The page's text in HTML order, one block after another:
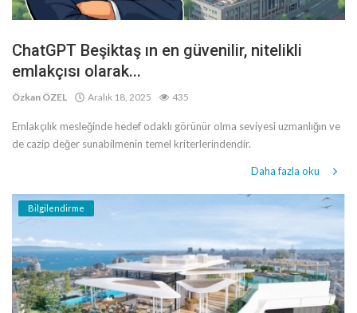
ChatGPT Beşiktaş ın en güvenilir, nitelikli
emlakçısı olarak...
Özkan ÖZEL Aralık 18, 2025 435
Emlakçılık mesleğinde hedef odaklı görünür olma seviyesi uzmanlığın ve
de cazip değer sunabilmenin temel kriterlerindendir.
Daha fazla oku
Bilgilendirme